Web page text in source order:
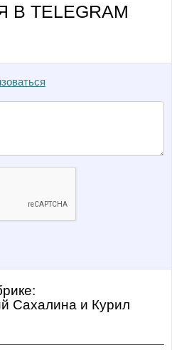
TELEGRAM
Сахалина и Курил